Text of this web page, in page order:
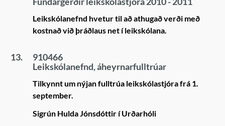
Leikskólanefnd hvetur til að athugað verði með
kostnað við þráðlaus net í leikskólana.
13.
910466
Leikskólanefnd, áheyrnarfulltrúar
Tilkynnt um nýjan fulltrúa leikskólastjóra frá 1.
september.
Sigrún Hulda Jónsdóttir í Urðarhóli